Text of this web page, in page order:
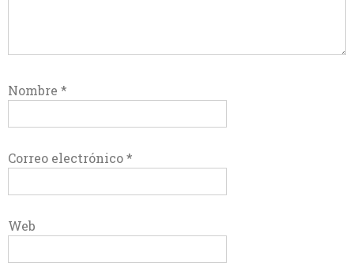
Nombre *
Correo electrónico*
Web